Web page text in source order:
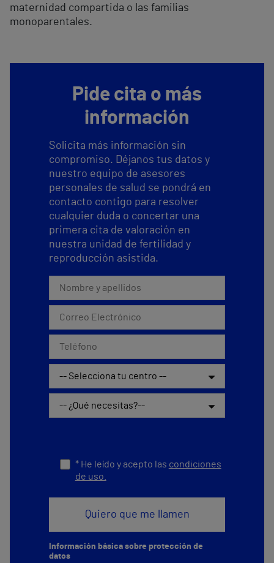
maternidad compartida o las familias
monoparentales.
Pide cita o más
información
Solicita más información sin
compromiso. Déjanos tus datos y
nuestro equipo de asesores
personales de salud se pondrá en
contacto contigo para resolver
cualquier duda o concertar una
primera cita de valoración en
nuestra unidad de fertilidad y
reproducción asistida.
* He leído y acepto las condiciones
de uso.
Información básica sobre protección de
datos